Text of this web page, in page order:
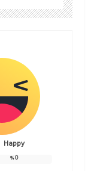
Happy
0
%